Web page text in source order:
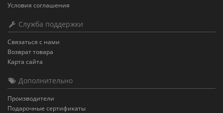
Условия соглашения
Служба поддержки
Связаться с нами
Возврат товара
Карта сайта
Дополнительно
Производители
Подарочные сертификаты